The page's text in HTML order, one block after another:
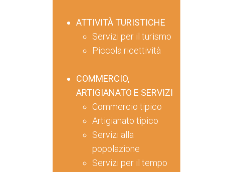
ATTIVITÀ TURISTICHE
Servizi per il turismo
Piccola ricettività
COMMERCIO,
ARTIGIANATO E SERVIZI
Commercio tipico
Artigianato tipico
Servizi alla
popolazione
Servizi per il tempo